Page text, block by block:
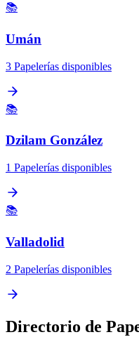
📚
Umán
3 Papelerías disponibles
📚
Dzilam González
1 Papelerías disponibles
📚
Valladolid
2 Papelerías disponibles
Directorio de